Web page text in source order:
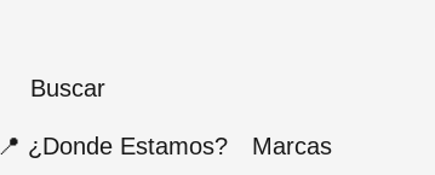
📍 ¿Donde Estamos? Marcas